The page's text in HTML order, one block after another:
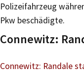
Polizeifahrzeug
Pkw beschädigte.
Connewitz:
Connewitz: Randale